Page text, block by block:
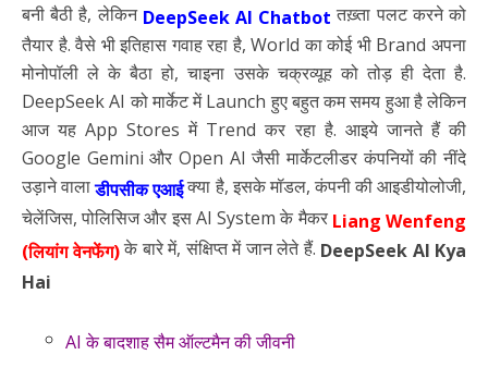
बनी बैठी है, लेकिन DeepSeek AI Chatbot तख़्ता पलट करने को
तैयार है. वैसे भी इतिहास गवाह रहा है, World का कोई भी Brand अपना
मोनोपॉली ले के बैठा हो, चाइना उसके चक्रव्यूह को तोड़ ही देता है.
DeepSeek AI को मार्केट में Launch हुए बहुत कम समय हुआ है लेकिन
आज यह App Stores में Trend कर रहा है. आइये जानते हैं की
Google Gemini और Open AI जैसी मार्केटलीडर कंपनियों की नींदे
उड़ाने वालाडीपसीक एआईक्या है, इसके मॉडल, कंपनी की आइडीयोलोजी,
चेलेंजिस, पोलिसिज और इस AI System के मैकर Liang Wenfeng
(लियांग वेनफेंग)के बारे में, संक्षिप्त में जान लेते हैं. DeepSeek AI Kya
Hai
AI के बादशाह सैम ऑल्टमैन की जीवनी